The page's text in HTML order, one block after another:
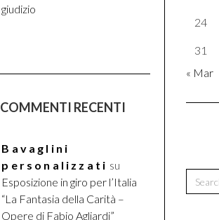
giudizio
COMMENTI RECENTI
Bavaglini
personalizzati su
Esposizione in giro per l’Italia
“La Fantasia della Carità –
Opere di Fabio Agliardi”
24
31
« Mar